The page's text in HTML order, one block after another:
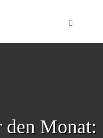
Toggle
Monat: